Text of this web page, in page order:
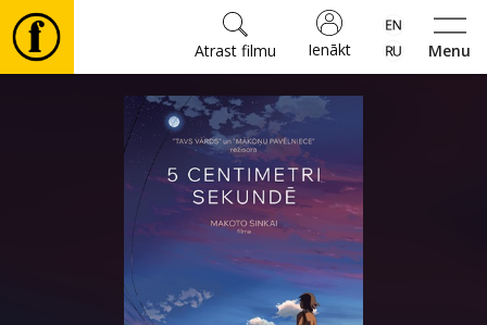
Menu
Ienākt
Atrast filmu